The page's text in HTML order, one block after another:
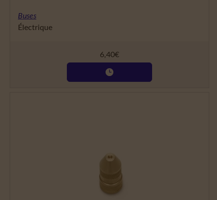
Buses
Électrique
6,40€